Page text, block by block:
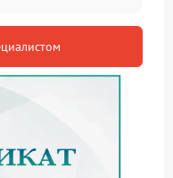
требуется
ключевого